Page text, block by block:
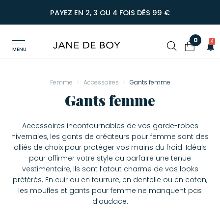
PAYEZ EN 2, 3 OU 4 FOIS DÈS 99 €
MENU
0 4
Femme Accessoires Gants femme
Gants femme
Accessoires incontournables de vos garde-robes
hivernales, les gants de créateurs pour femme sont des
alliés de choix pour protéger vos mains du froid. Idéals
pour affirmer votre style ou parfaire une tenue
vestimentaire, ils sont l’atout charme de vos looks
préférés. En cuir ou en fourrure, en dentelle ou en coton,
les moufles et gants pour femme ne manquent pas
d’audace.